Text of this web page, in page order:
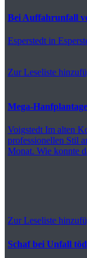
Bei Auffahrunfall
Esperstedt in
Zur Leseliste
Mega-
Voigstedt Im alten
professionellen Stil
Monat. Wie konnte
Zur Leseliste
Schaf bei Unfall